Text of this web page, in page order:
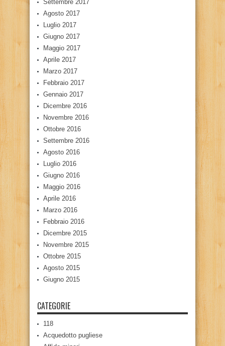
Settembre 2017
Agosto 2017
Luglio 2017
Giugno 2017
Maggio 2017
Aprile 2017
Marzo 2017
Febbraio 2017
Gennaio 2017
Dicembre 2016
Novembre 2016
Ottobre 2016
Settembre 2016
Agosto 2016
Luglio 2016
Giugno 2016
Maggio 2016
Aprile 2016
Marzo 2016
Febbraio 2016
Dicembre 2015
Novembre 2015
Ottobre 2015
Agosto 2015
Giugno 2015
CATEGORIE
118
Acquedotto pugliese